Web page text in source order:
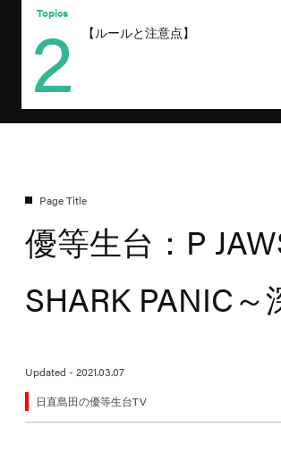
【ルールと注意点】
Topics
2
優等生台：P
SHARK PANIC～
Updated - 2021.03.07
日直島田の優等生台TV